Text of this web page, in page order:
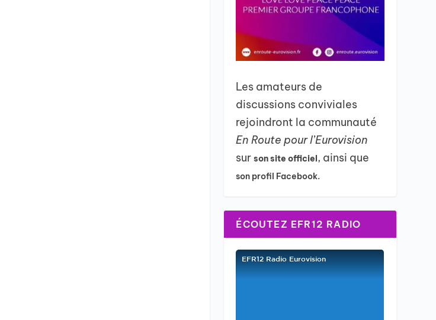
Les amateurs de
discussions conviviales
rejoindront la communauté
En Route pour l’Eurovision
surson site officiel, ainsi que
son profil Facebook.
ÉCOUTEZ EFR12 RADIO